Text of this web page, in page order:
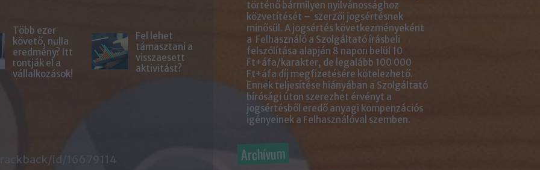
Több ezer
követő, nulla
eredmény? Itt
rontják el a
vállalkozások!
Fel lehet
támasztani a
visszaesett
aktivitást?
id/16679114
történő bármilyen nyilvánossághoz
közvetítését – szerzői jogsértésnek
minősül. A jogsértés következményeként
a Felhasználó a Szolgáltató írásbeli
felszólítása alapján 8 napon belül 10
Ft+áfa/karakter, de legalább 100 000
Ft+áfa díj megfizetésére kötelezhető.
Ennek teljesítése hiányában a Szolgáltató
bírósági úton szerezhet érvényt a
jogsértésből eredő anyagi kompenzációs
igényeinek a Felhasználóval szemben.
Archívum